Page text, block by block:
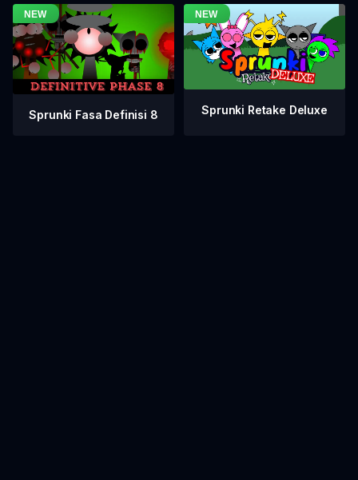
Sprunki Fasa Definisi 8 Sprunki Retake Deluxe